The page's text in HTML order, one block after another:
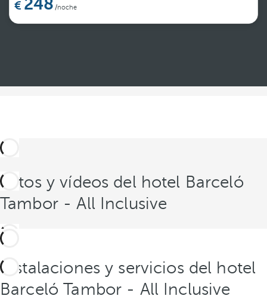
248 /noche
Fotos y vídeos del hotel Barceló
Tambor - All Inclusive
Instalaciones y servicios del hotel
Barceló Tambor - All Inclusive